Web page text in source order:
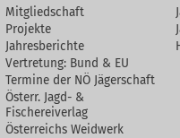
Mitgliedschaft
Projekte
Jahresberichte
Vertretung: Bund & EU
Termine der NÖ Jägerschaft
Österr. Jagd- &
Fischereiverlag
Österreichs Weidwerk